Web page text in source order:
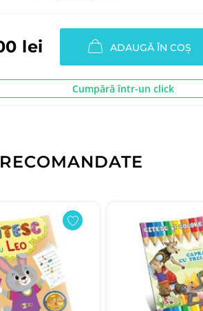
lei ADAUGĂ ÎN COȘ
Cumpără într-un click